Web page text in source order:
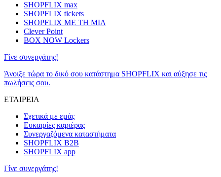
SHOPFLIX max
SHOPFLIX tickets
SHOPFLIX ΜΕ ΤΗ ΜΙΑ
Clever Point
BOX NOW Lockers
Γίνε συνεργάτης!
Άνοιξε τώρα το δικό σου κατάστημα SHOPFLIX και αύξησε τις
πωλήσεις σου.
ΕΤΑΙΡΕΙΑ
Σχετικά με εμάς
Ευκαιρίες καριέρας
Συνεργαζόμενα καταστήματα
SHOPFLIX B2B
SHOPFLIX app
Γίνε συνεργάτης!